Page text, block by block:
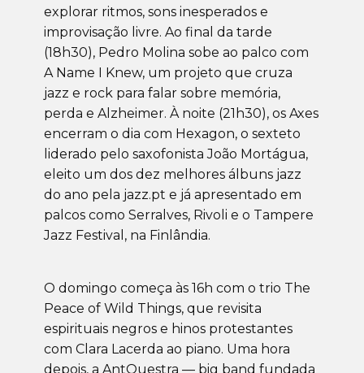
explorar ritmos, sons inesperados e
improvisação livre. Ao final da tarde
(18h30), Pedro Molina sobe ao palco com
A Name I Knew, um projeto que cruza
jazz e rock para falar sobre memória,
perda e Alzheimer. À noite (21h30), os Axes
encerram o dia com Hexagon, o sexteto
liderado pelo saxofonista João Mortágua,
eleito um dos dez melhores álbuns jazz
do ano pela jazz.pt e já apresentado em
palcos como Serralves, Rivoli e o Tampere
Jazz Festival, na Finlândia.
O domingo começa às 16h com o trio The
Peace of Wild Things, que revisita
espirituais negros e hinos protestantes
com Clara Lacerda ao piano. Uma hora
depois, a AntQuestra — big band fundada